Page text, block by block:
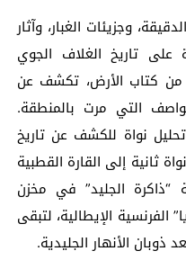
وجزيئات الغبار، وآثار
على تاريخ الغلاف الجوي
كتاب الأرض، تكشف عن
التي مرت بالمنطقة.
نواة للكشف عن تاريخ
ثانية إلى القارة القطبية
الجليد” في مخزن
الإيطالية، لتبقى
الأنهار الجليدية.